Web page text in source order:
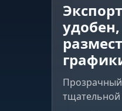
Прозрачный
тщательной